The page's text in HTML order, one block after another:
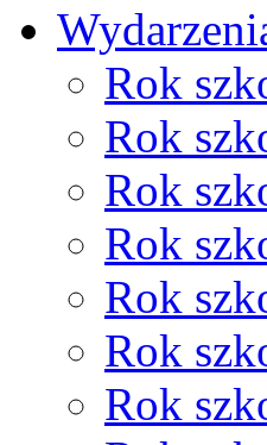
Rok
Rok
Rok
Rok
Rok
Rok
Rok